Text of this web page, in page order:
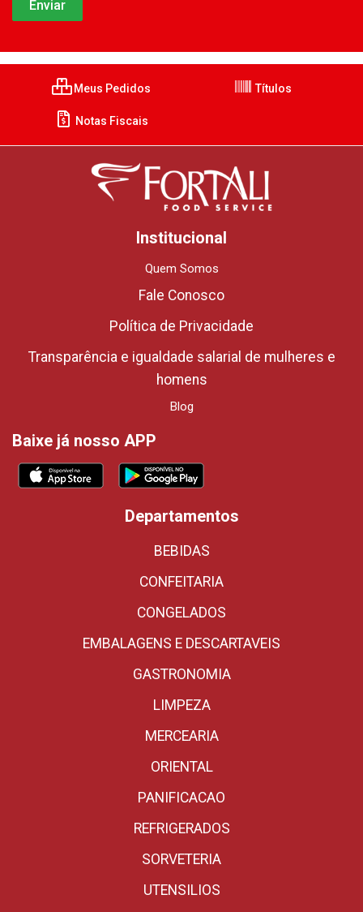
Meus Pedidos Títulos
Notas Fiscais
Institucional
Quem Somos
Fale Conosco
Política de Privacidade
Transparência e igualdade salarial de mulheres e
homens
Blog
Baixe já nosso APP
Departamentos
BEBIDAS
CONFEITARIA
CONGELADOS
EMBALAGENS E DESCARTAVEIS
GASTRONOMIA
LIMPEZA
MERCEARIA
ORIENTAL
PANIFICACAO
REFRIGERADOS
SORVETERIA
UTENSILIOS